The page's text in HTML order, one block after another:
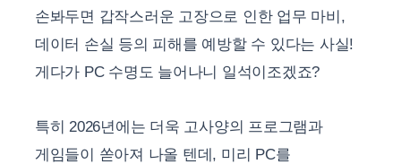
손봐두면 갑작스러운 고장으로 인한 업무 마비,
데이터 손실 등의 피해를 예방할 수 있다는 사실!
게다가 PC 수명도 늘어나니 일석이조겠죠?
특히 2026년에는 더욱 고사양의 프로그램과
게임들이 쏟아져 나올 텐데, 미리 PC를